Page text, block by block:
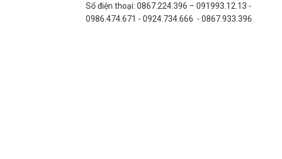
Số điện thoại: 0867.224.396 – 091993.12.13 -
0986.474.671 - 0924.734.666 - 0867.933.396